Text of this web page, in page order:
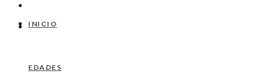
INICIO
EDADES